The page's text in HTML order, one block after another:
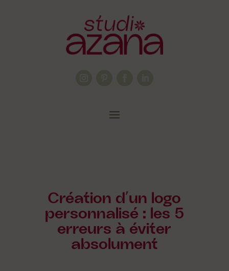
Création d’un logo
personnalisé : les 5
erreurs à éviter
absolument